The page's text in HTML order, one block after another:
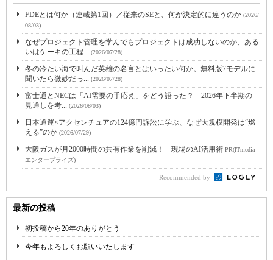
FDEとは何か（連載第1回）／従来のSEと、何が決定的に違うのか (2026/
08/03)
なぜプロジェクト管理を学んでもプロジェクトは成功しないのか、ある
いはケーキの工程... (2026/07/28)
冬の冷たい海で叫んだ英雄の名言とはいったい何か。無料版7モデルに
聞いたら微妙だっ... (2026/07/28)
富士通とNECは「AI需要の手応え」をどう語った？ 2026年下半期の
見通しを考... (2026/08/03)
日本通運×アクセンチュアの124億円訴訟に学ぶ、なぜ大規模開発は“燃
える”のか (2026/07/29)
大阪ガスが月2000時間の共有作業を削減！ 現場のAI活用術 PR(ITmedia
エンタープライズ)
Recommended by
最新の投稿
初投稿から20年のありがとう
今年もよろしくお願いいたします